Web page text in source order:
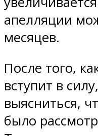
апелляции
месяцев.
После того,
вступит в
выясниться,
было